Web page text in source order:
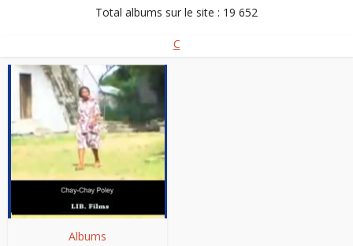
Total albums sur le site : 19 652
C
Albums